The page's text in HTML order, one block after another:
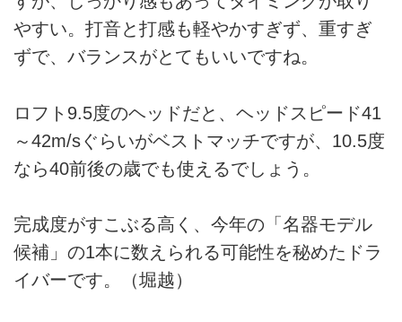
やすい。打音と打感も軽やかすぎず、重すぎ
ずで、バランスがとてもいいですね。
ロフト9.5度のヘッドだと、ヘッドスピード41
～42m/sぐらいがベストマッチですが、10.5度
なら40前後の歳でも使えるでしょう。
完成度がすこぶる高く、今年の「名器モデル
候補」の1本に数えられる可能性を秘めたドラ
イバーです。（堀越）